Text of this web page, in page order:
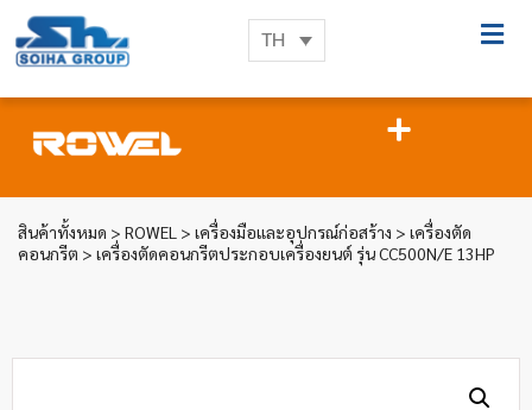
TH
สินค้าทั้งหมด > ROWEL > เครื่องมือและอุปกรณ์ก่อสร้าง > เครื่องตัด
คอนกรีต > เครื่องตัดคอนกรีตประกอบเครื่องยนต์ รุ่น CC500N/E 13HP